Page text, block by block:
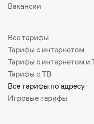
Вакансии
Все тарифы
Тарифы с интернетом
Тарифы с интернетом и
Тарифы с ТВ
Все тарифы по адресу
Игровые тарифы